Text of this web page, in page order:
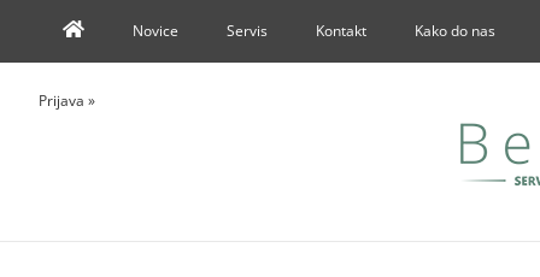
Novice Servis Kontakt Kako do nas
Prijava »